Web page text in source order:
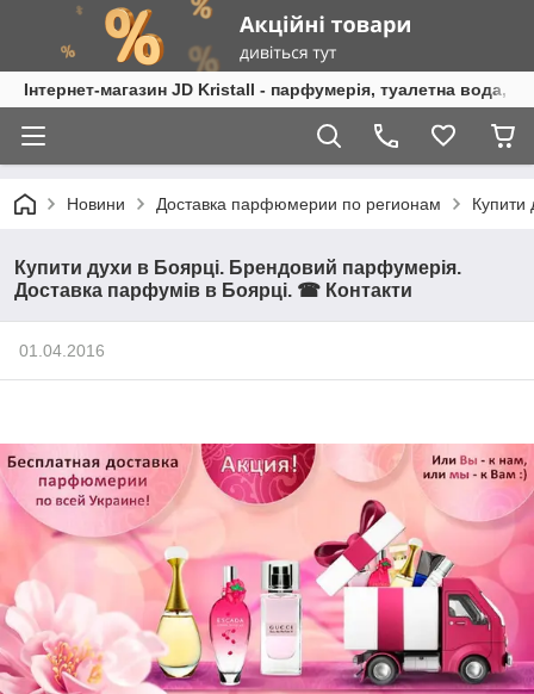
Інтернет-магазин JD Kristall - парфумерія, туалетна вода,
Новини Доставка парфюмерии по регионам Купити
Купити духи в Боярці. Брендовий парфумерія.
Доставка парфумів в Боярці. ☎ Контакти
01.04.2016